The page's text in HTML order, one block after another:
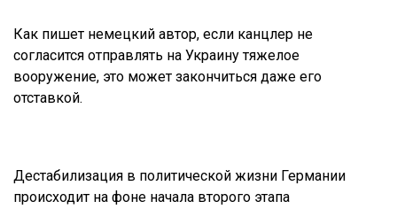
Как пишет немецкий автор, если канцлер не
согласится отправлять на Украину тяжелое
вооружение, это может закончиться даже его
отставкой.
Дестабилизация в политической жизни Германии
происходит на фоне начала второго этапа